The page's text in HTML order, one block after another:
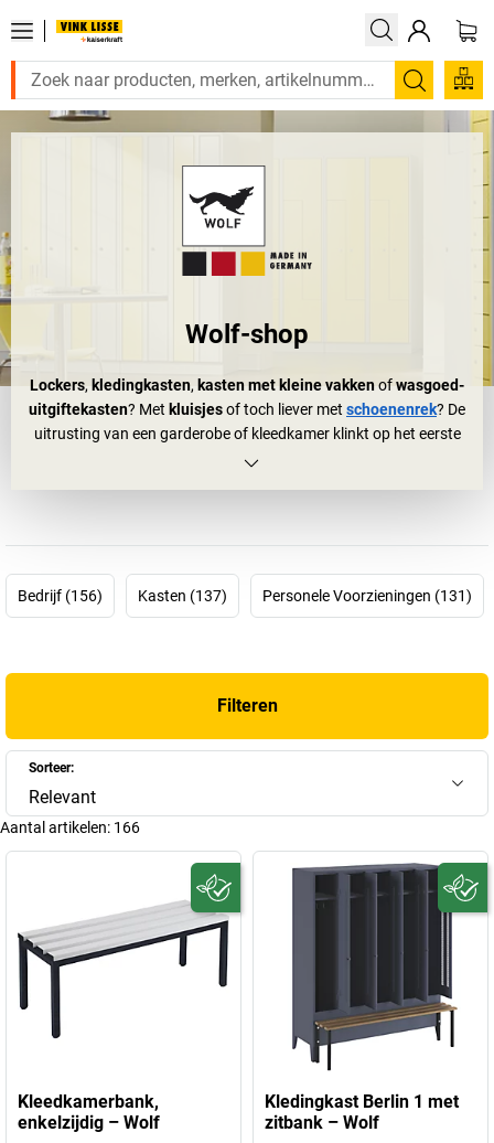
Zoeken
Wolf-shop
Lockers, kledingkasten, kasten met kleine vakkenofwasgoed-
uitgiftekasten? Met kluisjesof toch liever met schoenenrek? De
uitrusting van een garderobe of kleedkamer klinkt op het eerste
ogenblik niet echt als een grote uitdaging. Maar dan denkt u
omvat zo goed als alles wat u voor uw personele voorzieningen
nodig heeft. Daarbij kunt u vertrouwen op ruim 100 jaar ervaring,
zwaartepunt verlegd naar stalen kasten en onderdelen- en
bedrijfsinrichtingen vond plaats vanaf 1975. Vandaag de dag
toonaangevende fabrikanten van
Dus of u nu op zoek bent naar een opzetkast als toebehoren of
Wolf-garderobekast
– hier in de Wolf-shop
vindt u wat u nodig heeft!
Bedrijf (156) Kasten (137) Personele Voorzieningen (131)
Filteren
Sorteer:
Relevant
Aantal artikelen: 166
Kleedkamerbank,
enkelzijdig – Wolf
Kledingkast Berlin 1 met
zitbank – Wolf